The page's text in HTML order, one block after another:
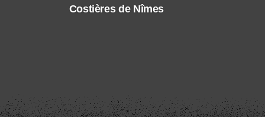
Costières de Nîmes